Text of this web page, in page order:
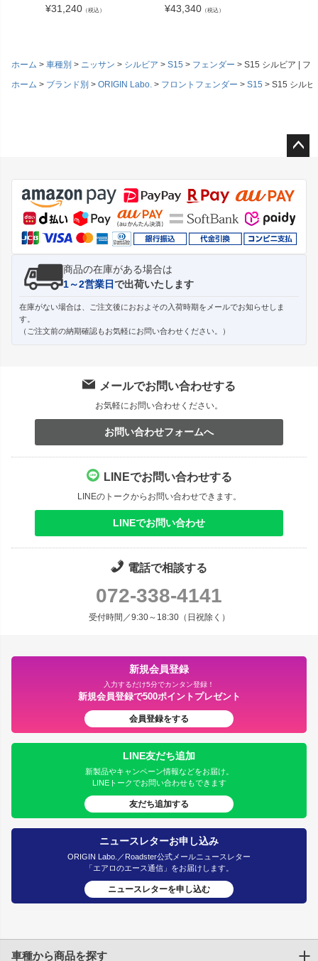
¥31,240 （税込）
¥43,340 （税込）
ホーム 車種別 ニッサン シルビア S15 フェンダー
S15 シルビア | フ
ホーム
ブランド別 ORIGIN Labo. フロントフェンダー S15 S15 シルビ
ジト
ップ
へ
商品の在庫がある場合は
1～2営業日で出荷いたします
在庫がない場合は、ご注文後におおよその入荷時期をメールでお知らせしま
す。
（ご注文前の納期確認もお気軽にお問い合わせください。）
メールでお問い合わせする
お気軽にお問い合わせください。
お問い合わせフォームへ
LINEでお問い合わせする
LINEのトークからお問い合わせできます。
LINEでお問い合わせ
電話で相談する
072-338-4141
受付時間／9:30～18:30（日祝除く）
新規会員登録
入力するだけ5分でカンタン登録！
新規会員登録で500ポイントプレゼント
会員登録をする
LINE友だち追加
新製品やキャンペーン情報などをお届け。
LINEトークでお問い合わせもできます
友だち追加する
ニュースレターお申し込み
ORIGIN Labo.／Roadster公式メールニュースレター
「エアロのエース通信」をお届けします。
ニュースレターを申し込む
車種から商品を探す